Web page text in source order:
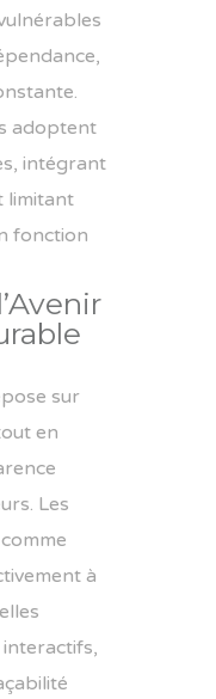
adoptent
intégrant
limitant
fonction
sur
en
Les
à
interactifs,